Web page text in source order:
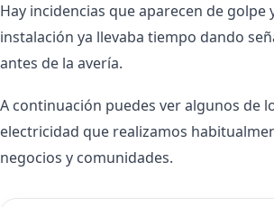
Hay incidencias que aparecen de golpe
instalación ya llevaba tiempo dando
antes de la avería.
A continuación puedes ver algunos de
electricidad que realizamos
negocios y comunidades.